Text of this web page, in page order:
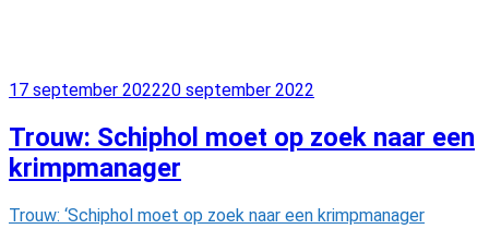
Geplaatst
17 september 202220 september 2022
Trouw: Schiphol moet op zoek naar een
krimpmanager
Trouw: ‘Schiphol moet op zoek naar een krimpmanager